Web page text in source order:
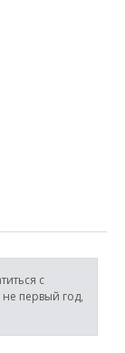
с
первый год,